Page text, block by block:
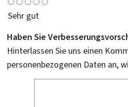
Sehr gut
Haben Sie
Hinterlassen Sie uns einen
personenbezogenen Daten an,